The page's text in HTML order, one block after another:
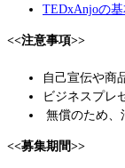
TEDxAnjoの
<<注意事項>>
自己宣伝や商
ビジネスプレ
無償のため、
<<募集期間>>